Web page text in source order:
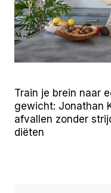
Train je brein naar
gewicht: Jonathan
afvallen zonder
diëten